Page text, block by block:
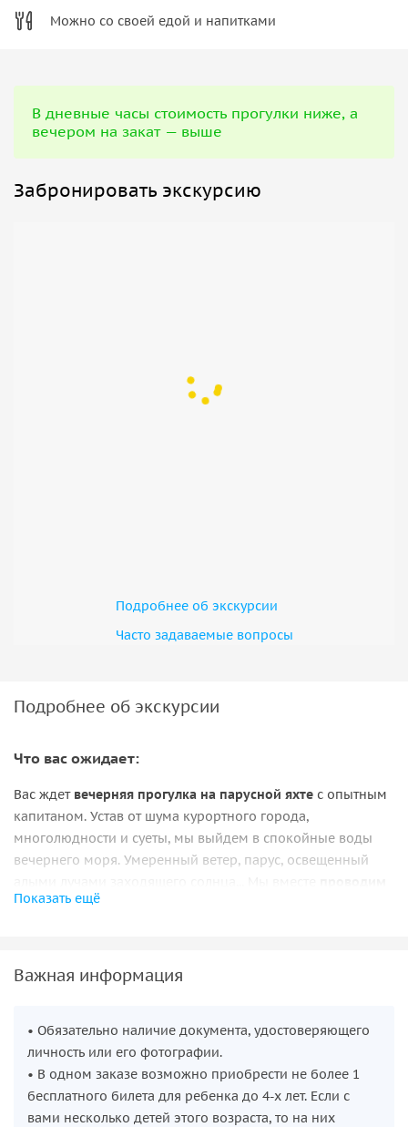
Можно со своей едой и напитками
В дневные часы стоимость прогулки ниже, а
вечером на закат — выше
Забронировать экскурсию
Подробнее об экскурсии
Часто задаваемые вопросы
Подробнее об экскурсии
Что вас ожидает:
Вас ждет вечерняя прогулка на парусной яхте с опытным
капитаном. Устав от шума курортного города,
многолюдности и суеты, мы выйдем в спокойные воды
вечернего моря. Умеренный ветер, парус, освещенный
деньв компании веселящихся
вдалеке от берега. Прямо с воды вы увидите
Основная задача — прочувствовать атмосферу и природу,
спокойствие и умиротворение, но, при соответствующем
настроении, можно неплохо повеселиться: обращайтесь к
капитану за соответствующей настроению музыкой.
Показать ещё
Важная информация
• Обязательно наличие документа, удостоверяющего
личность или его фотографии.
• В одном заказе возможно приобрести не более 1
бесплатного билета для ребенка до 4-х лет. Если с
вами несколько детей этого возраста, то на них